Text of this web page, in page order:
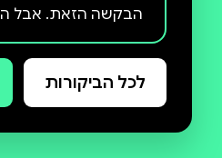
הבקשה הזאת. אבל
הוא לימד אותו את
להמשיך משם: ״זיל
״את התלמוד הבבלי,
לכל הביקורות